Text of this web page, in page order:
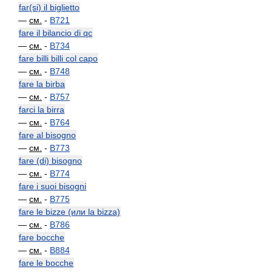
far(si) il biglietto
— см. - B721
fare il bilancio di qc
— см. - B734
fare billi billi col capo
— см. - B748
fare la birba
— см. - B757
farci la birra
— см. - B764
fare al bisogno
— см. - B773
fare (di) bisogno
— см. - B774
fare i suoi bisogni
— см. - B775
fare le bizze (или la bizza)
— см. - B786
fare bocche
— см. - B884
fare le bocche